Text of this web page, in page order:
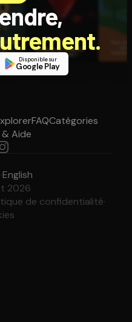
Disponible sur
Google Play
FAQCatégories
Aide
·English
2026
de confidentialité·